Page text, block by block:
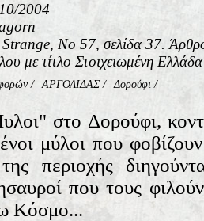
2004
No 57, σελίδα 37.
με τίτλο Στοιχειωμένη Ελλάδα
/ ΑΡΓΟΛΙΔΑΣ / Δορούφι /
στο Δορούφι,
μύλοι που
περιοχής
που τους
Κόσμο...